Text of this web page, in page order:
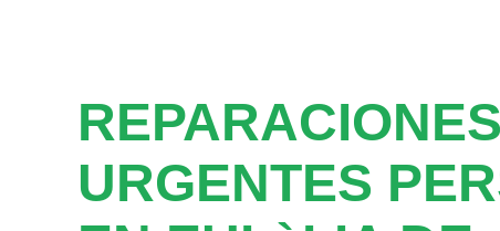
REPARACIONES
URGENTES